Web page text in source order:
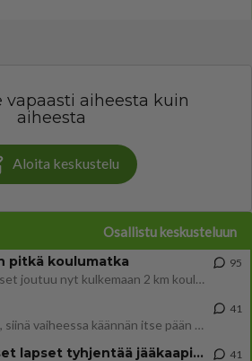
vapaasti aiheesta kuin
aiheesta
Aloita keskustelu
Osallistu keskusteluun
pitkä koulumatka
Hesarissa päivitellään lapset joutuu nyt kulkemaan 2 km kouluun jösses. Ruostefillarilla tuo matka menee vaikka miten äk
95
Mutta mies vain tuijottaa, siinä vaiheessa käännän itse pään pois. Mikä juttu? Yleensä jos joku tuijottaa tai katsoo, hä
41
Uusioperheen aikuiset lapset tyhjentää jääkaapin käydessään 41